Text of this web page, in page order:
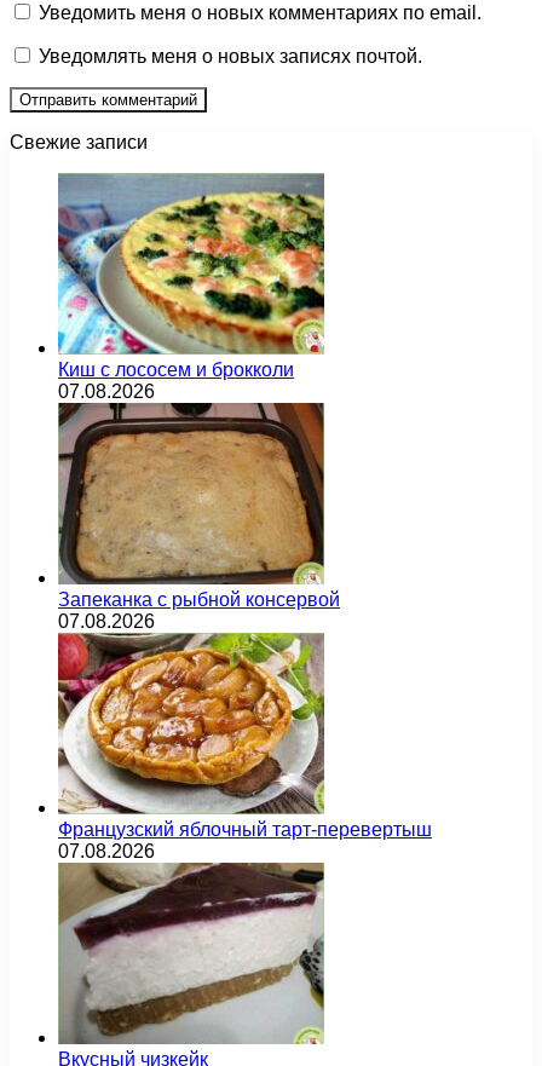
Уведомить меня о новых комментариях по email.
Уведомлять меня о новых записях почтой.
Свежие записи
Киш с лососем и брокколи
07.08.2026
Запеканка с рыбной консервой
07.08.2026
Французский яблочный тарт-перевертыш
07.08.2026
Вкусный чизкейк